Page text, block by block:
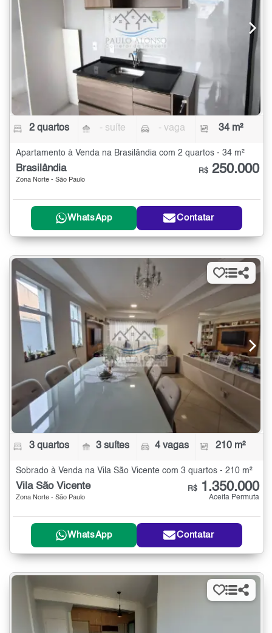
2 quartos - suíte - vaga 34 m²
Apartamento à Venda na Brasilândia com 2 quartos - 34 m²
Brasilândia
Zona Norte - São Paulo
R$ 250.000
WhatsApp Contatar
3 quartos 3 suítes 4 vagas 210 m²
Sobrado à Venda na Vila São Vicente com 3 quartos - 210 m²
Vila São Vicente
Zona Norte - São Paulo
R$ 1.350.000
Aceita Permuta
WhatsApp Contatar